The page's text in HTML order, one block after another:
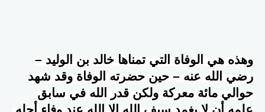
وهذه هي الوفاة التي تمناها خالد بن الوليد –
رضي الله عنه – حين حضرته الوفاة وقد شهد
حوالي مائة معركة ولكن قدر الله في سابق